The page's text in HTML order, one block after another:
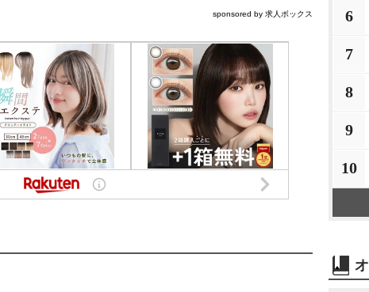
sponsored by 求人ボックス 6
7
8
9
10